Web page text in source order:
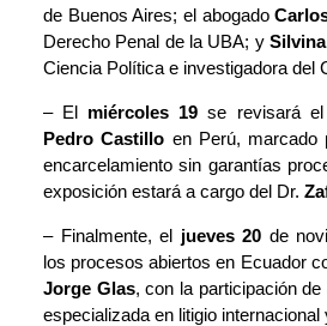
de Buenos Aires; el abogado
Derecho Penal de la UBA; y
Ciencia Política e investigadora del
– El miércoles 19 se revisará
Pedro Castillo en Perú, marcado
encarcelamiento sin garantías
exposición estará a cargo del Dr.
– Finalmente, el jueves 20 de
los procesos abiertos en Ecuador
Jorge Glas, con la participación de
especializada en litigio